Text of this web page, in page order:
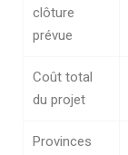
clôture
prévue
Coût total
du projet
Provinces